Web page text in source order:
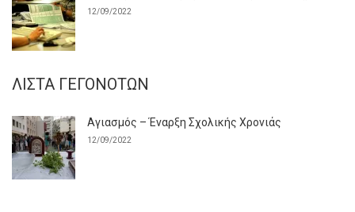
12/09/2022
ΛΊΣΤΑ ΓΕΓΟΝΌΤΩΝ
Αγιασμός – Έναρξη Σχολικής Χρονιάς
12/09/2022